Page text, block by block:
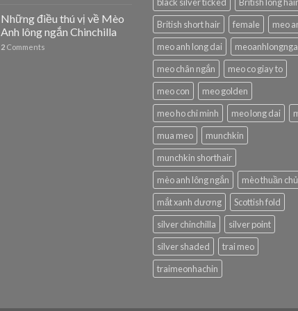
Scottish
tai
cụp
Những điều thú vị về Mèo
Anh lông ngắn Chinchilla
2 Comments
British short hair
female
meo
meo anh long dai
meo chân ngắn
meo co giay to
meo con
meo golden
meo ho chi minh
meo long dai
mua meo
munchkin
munchkin shorthair
mèo anh lông ngắn
mèo thuần
mắt xanh dương
Scottish fold
silver chinchilla
silver point
silver shaded
trai meo
traimeonhachin